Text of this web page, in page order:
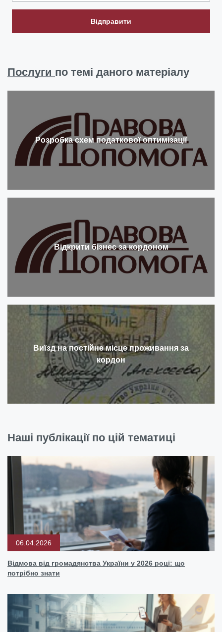
Відправити
Послуги по темі даного матеріалу
Розробка схем податкової оптимізації
Відкрити бізнес за кордоном
Виїзд на постійне місце проживання за
кордон
Наші публікації по цій тематиці
06.04.2026
Відмова від громадянства України у 2026 році: що
потрібно знати